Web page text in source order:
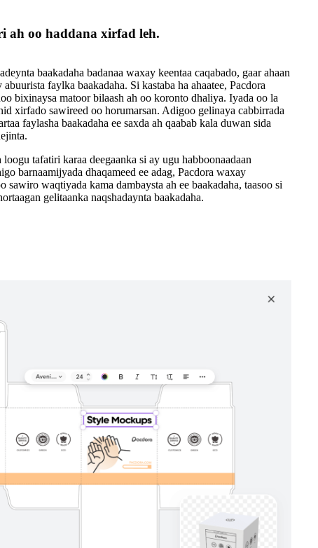
ah oo haddana xirfad leh.
baakadaha badanaa waxay keentaa caqabado, gaar ahaan
faylka baakadaha. Si kastaba ha ahaatee, Pacdora
bixinaysa matoor bilaash ah oo koronto dhaliya. Iyada oo la
xirfado sawireed oo horumarsan. Adigoo gelinaya cabbirrada
faylasha baakadaha ee saxda ah qaabab kala duwan sida
tafatiri karaa deegaanka si ay ugu habboonaadaan
barnaamijyada dhaqameed ee adag, Pacdora waxay
sawiro waqtiyada kama dambaysta ah ee baakadaha, taasoo si
gelitaanka naqshadaynta baakadaha.